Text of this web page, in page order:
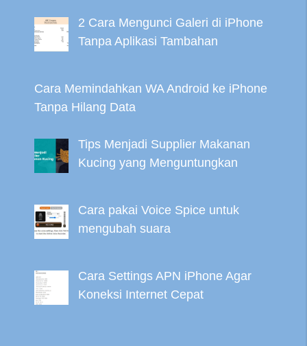
2 Cara Mengunci Galeri di iPhone
Tanpa Aplikasi Tambahan
Cara Memindahkan WA Android ke iPhone
Tanpa Hilang Data
Tips Menjadi Supplier Makanan
Kucing yang Menguntungkan
Cara pakai Voice Spice untuk
mengubah suara
Cara Settings APN iPhone Agar
Koneksi Internet Cepat